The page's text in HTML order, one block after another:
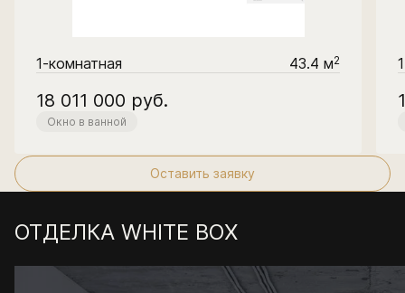
1-комнатная 43.4 м2
18 011 000 руб.
Окно в ванной
Оставить заявку
ОТДЕЛКА WHITE BOX